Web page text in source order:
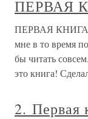
ПЕРВАЯ
ПЕРВАЯ КНИГА
мне в то время
бы читать
это книга!
2. Первая